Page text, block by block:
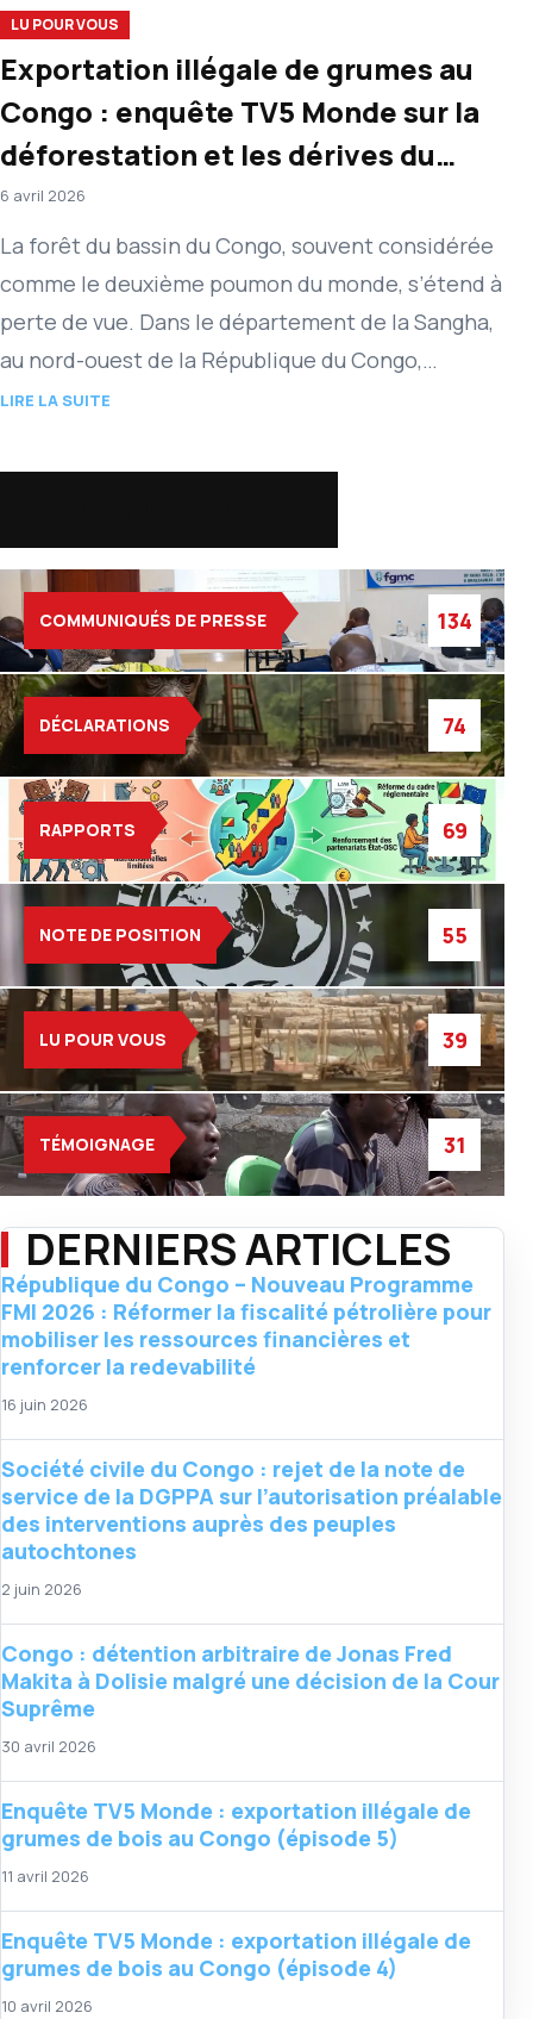
LU POUR VOUS
Exportation illégale de grumes au
Congo : enquête TV5 Monde sur la
déforestation et les dérives du
secteur forestier
6 avril 2026
La forêt du bassin du Congo, souvent considérée
comme le deuxième poumon du monde, s’étend à
perte de vue. Dans le département de la Sangha,
au nord-ouest de la République du Congo,…
LIRE LA SUITE
COMMUNIQUÉS DE PRESSE 134
DÉCLARATIONS 74
RAPPORTS 69
NOTE DE POSITION 55
LU POUR VOUS 39
TÉMOIGNAGE 31
DERNIERS ARTICLES
République du Congo – Nouveau Programme
FMI 2026 : Réformer la fiscalité pétrolière pour
mobiliser les ressources financières et
renforcer la redevabilité
16 juin 2026
Société civile du Congo : rejet de la note de
service de la DGPPA sur l’autorisation préalable
des interventions auprès des peuples
autochtones
2 juin 2026
Congo : détention arbitraire de Jonas Fred
Makita à Dolisie malgré une décision de la Cour
Suprême
30 avril 2026
Enquête TV5 Monde : exportation illégale de
grumes de bois au Congo (épisode 5)
11 avril 2026
Enquête TV5 Monde : exportation illégale de
grumes de bois au Congo (épisode 4)
10 avril 2026